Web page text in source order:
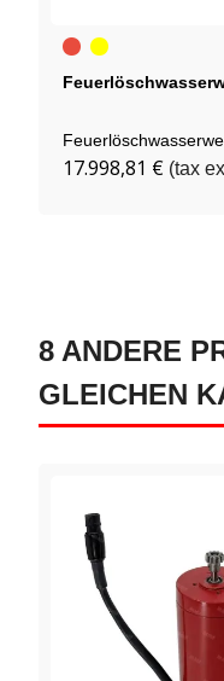
Rot Gelb
17.998,81 € (tax
8 ANDERE
GLEICHEN